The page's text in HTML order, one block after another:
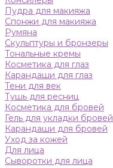
Пудра для макияжа
Спонжи для макияжа
Румяна
Скульптуры и бронзеры
Тональные кремы
Косметика для глаз
Карандаши для глаз
Тени для век
Тушь для ресниц
Косметика для бровей
Гель для укладки бровей
Карандаши для бровей
Уход за кожей
Для лица
Сыворотки для лица